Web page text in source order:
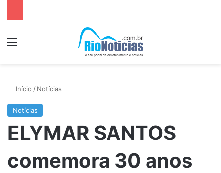
Início / Notícias
Notícias
ELYMAR SANTOS
comemora 30 anos